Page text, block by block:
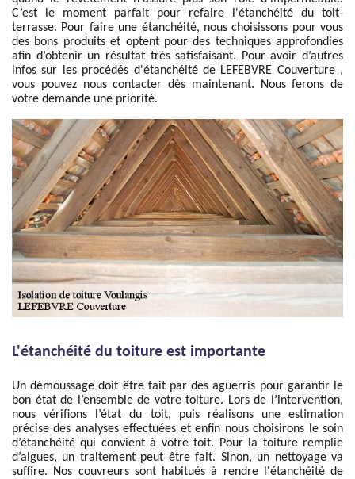
C’est le moment parfait pour refaire l'étanchéité du toit-
terrasse. Pour faire une étanchéité, nous choisissons pour vous
des bons produits et optent pour des techniques approfondies
afin d’obtenir un résultat très satisfaisant. Pour avoir d’autres
infos sur les procédés d'étanchéité de LEFEBVRE Couverture ,
vous pouvez nous contacter dès maintenant. Nous ferons de
votre demande une priorité.
L'étanchéité du toiture est importante
Un démoussage doit être fait par des aguerris pour garantir le
bon état de l’ensemble de votre toiture. Lors de l’intervention,
nous vérifions l’état du toit, puis réalisons une estimation
précise des analyses effectuées et enfin nous choisirons le soin
d’étanchéité qui convient à votre toit. Pour la toiture remplie
d’algues, un traitement peut être fait. Sinon, un nettoyage va
suffire. Nos couvreurs sont habitués à rendre l'étanchéité de